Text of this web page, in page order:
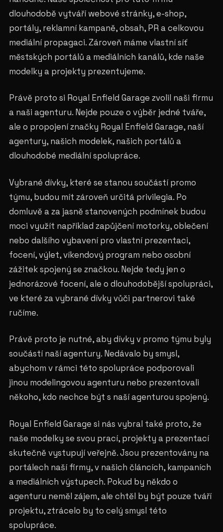
dlouhodobě vytváří webové stránky, e-shop,
portály, reklamní kampaně, obsah, PR a celkovou
mediální propagaci. Zároveň máme vlastní síť
městských portálů a mediálních kanálů, kde naše
modelky a projekty prezentujeme.
Právě proto si Royal Enfield Garage zvolil naši firmu
a naši agenturu. Nejde pouze o výběr jedné tváře,
ale o propojení značky Royal Enfield Garage, naší
agentury, našich modelek, našich portálů a
dlouhodobé mediální spolupráce.
Vybrané dívky, které se stanou součástí promo
týmu, budou mít zároveň určitá privilegia. Po
domluvě a za jasně stanovených podmínek budou
moci využít například zapůjčení motorky, oblečení
nebo dalšího vybavení pro vlastní prezentaci,
focení, výlet, víkendový program nebo osobní
zážitek spojený se značkou. Nejde tedy jen o
jednorázové focení, ale o dlouhodobější spolupráci,
ve které za vybrané dívky vůči partnerovi také
ručíme.
Právě proto je nutné, aby dívky v promo týmu byly
součástí naší agentury. Nedávalo by smysl,
abychom v rámci této spolupráce podporovali
jinou modelingovou agenturu nebo prezentovali
někoho, kdo nechce být s naší agenturou spojený.
Royal Enfield Garage si nás vybral také proto, že
naše modelky se svou prací, projekty a prezentací
skutečně vystupují veřejně. Jsou prezentovány na
portálech naší firmy, v našich článcích, kampaních
a mediálních výstupech. Pokud by někdo o
agenturu neměl zájem, ale chtěl by být pouze tváří
projektu, ztrácelo by to celý smysl této
spolupráce.